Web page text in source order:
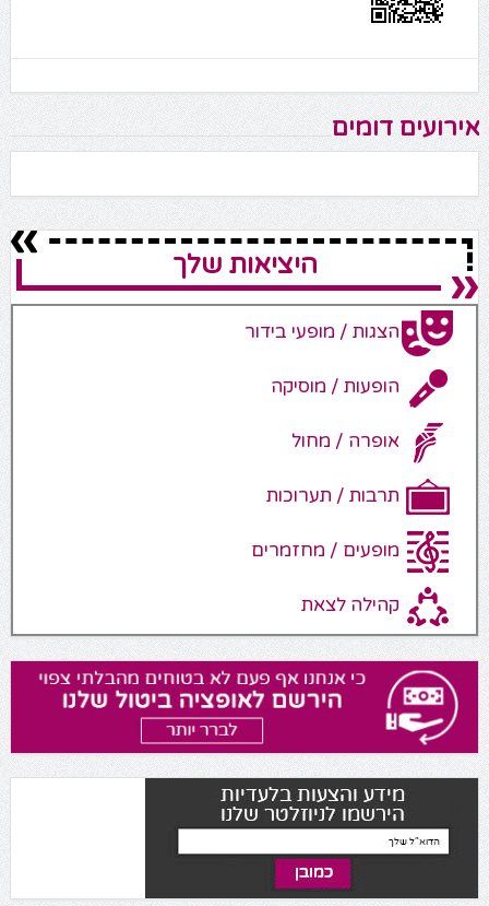
אירועים דומים
היציאות שלך
הצגות / מופעי בידור
הופעות / מוסיקה
אופרה / מחול
תרבות / תערוכות
מופעים / מחזמרים
קהילה לצאת